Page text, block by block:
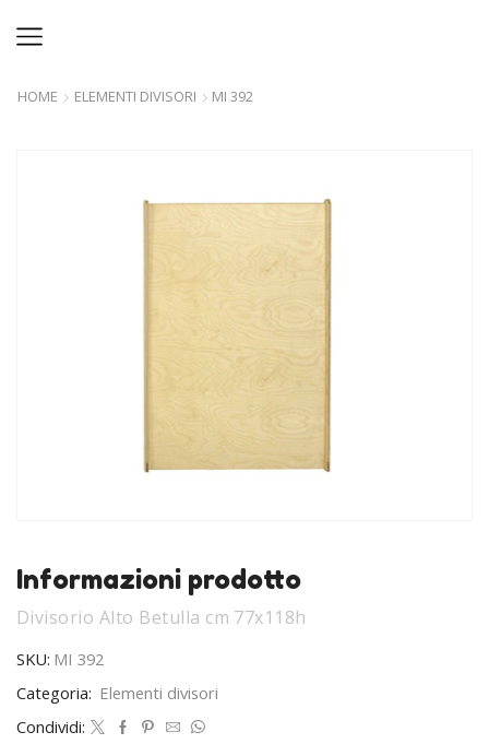
HOME ELEMENTI DIVISORI MI 392
Informazioni prodotto
Divisorio Alto Betulla cm 77x118h
SKU: MI 392
Categoria: Elementi divisori
Condividi: